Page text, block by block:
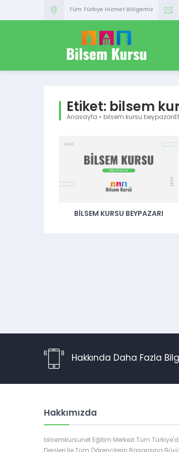
Tüm Türkiye Hizmet Bölgemiz
Etiket: bilsem
Anasayfa » bilsem kursu
BILSEM KURSU BEYPAZARI
Hakkında Daha Fazla
Hakkımızda
bilsemkursunet Eğitim Merkezi Tüm
Müşteri Temsilcisi